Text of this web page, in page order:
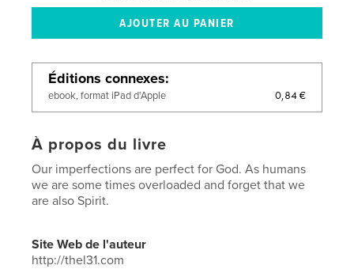
Éditions connexes
ebook, format iPad d'Apple 0,84 €
À propos du livre
Our imperfections are perfect for God. As humans
we are some times overloaded and forget that we
are also Spirit.
Site Web de l'auteur
http://thel31.com